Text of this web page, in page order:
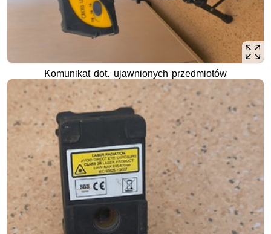
Komunikat dot. ujawnionych przedmiotów